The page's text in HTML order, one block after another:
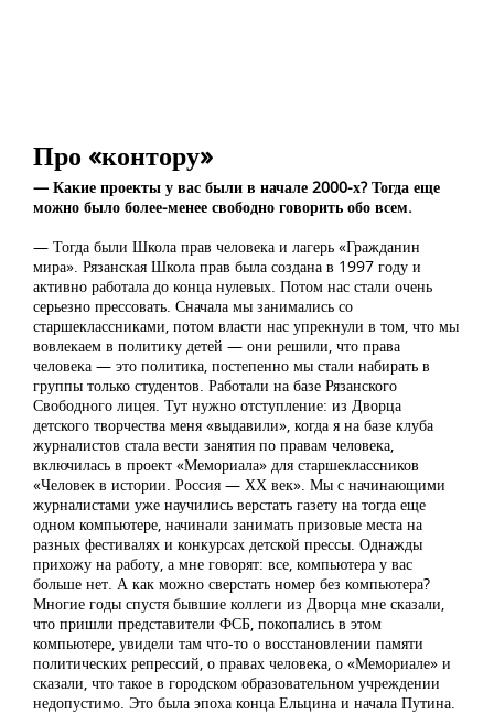
Про «контору»
— Какие проекты у вас были в начале 2000-х? Тогда еще
можно было более-менее свободно говорить обо всем.
— Тогда были Школа прав человека и лагерь «Гражданин
мира». Рязанская Школа прав была создана в 1997 году и
активно работала до конца нулевых. Потом нас стали очень
серьезно прессовать. Сначала мы занимались со
старшеклассниками, потом власти нас упрекнули в том, что мы
вовлекаем в политику детей — они решили, что права
человека — это политика, постепенно мы стали набирать в
группы только студентов. Работали на базе Рязанского
Свободного лицея. Тут нужно отступление: из Дворца
детского творчества меня «выдавили», когда я на базе клуба
журналистов стала вести занятия по правам человека,
включилась в проект «Мемориала» для старшеклассников
«Человек в истории. Россия — ХХ век». Мы с начинающими
журналистами уже научились верстать газету на тогда еще
одном компьютере, начинали занимать призовые места на
разных фестивалях и конкурсах детской прессы. Однажды
прихожу на работу, а мне говорят: все, компьютера у вас
больше нет. А как можно сверстать номер без компьютера?
Многие годы спустя бывшие коллеги из Дворца мне сказали,
что пришли представители ФСБ, покопались в этом
компьютере, увидели там что-то о восстановлении памяти
политических репрессий, о правах человека, о «Мемориале» и
сказали, что такое в городском образовательном учреждении
недопустимо. Это была эпоха конца Ельцина и начала Путина.